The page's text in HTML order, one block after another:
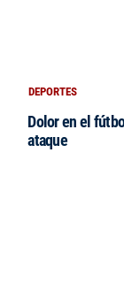
DEPORTES
Dolor en el
ataque